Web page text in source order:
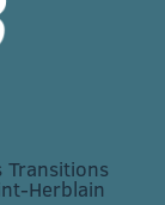
Transitions
Herblain